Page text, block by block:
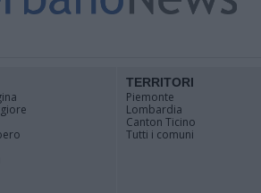
TERRITORI
Piemonte
Lombardia
Canton Ticino
Tutti i comuni